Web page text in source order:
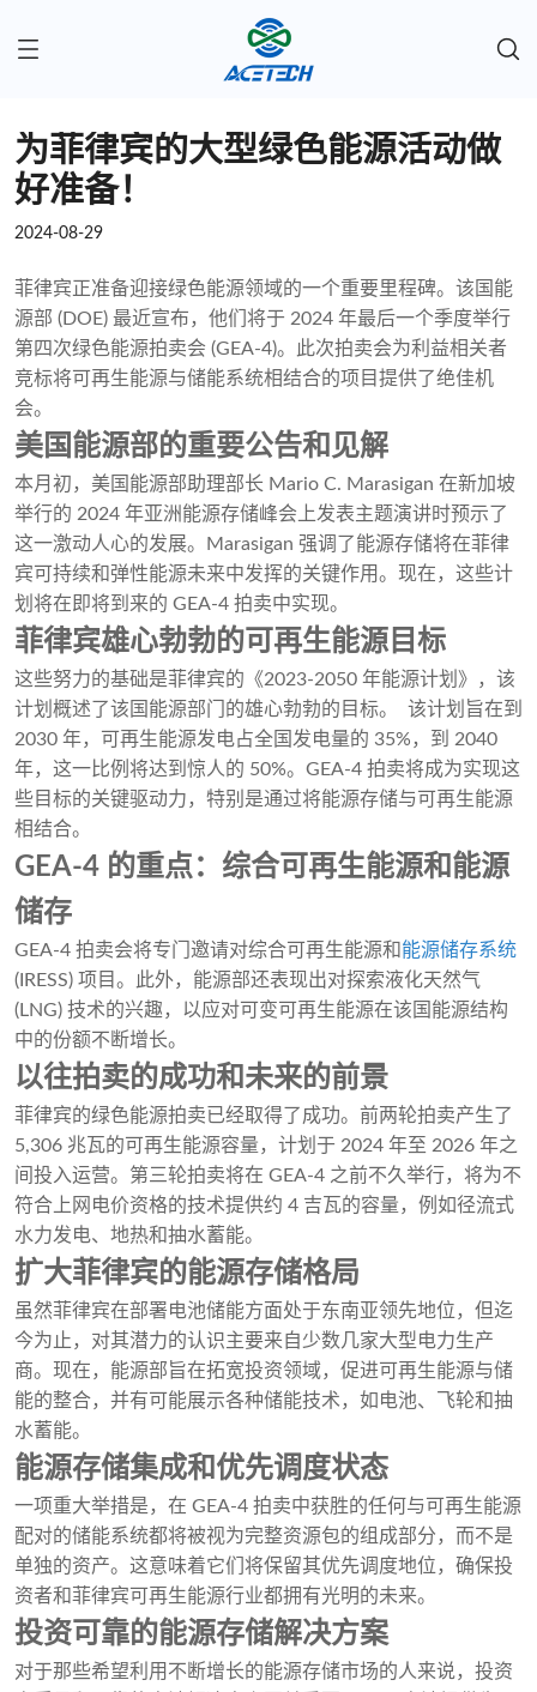
为菲律宾的大型绿色能源活动做
好准备！
2024-08-29
菲律宾正准备迎接绿色能源领域的一个重要里程碑。该国能
源部 (DOE) 最近宣布，他们将于 2024 年最后一个季度举行
第四次绿色能源拍卖会 (GEA-4)。此次拍卖会为利益相关者
竞标将可再生能源与储能系统相结合的项目提供了绝佳机
会。
美国能源部的重要公告和见解
本月初，美国能源部助理部长 Mario C. Marasigan 在新加坡
举行的 2024 年亚洲能源存储峰会上发表主题演讲时预示了
这一激动人心的发展。Marasigan 强调了能源存储将在菲律
宾可持续和弹性能源未来中发挥的关键作用。现在，这些计
划将在即将到来的 GEA-4 拍卖中实现。
菲律宾雄心勃勃的可再生能源目标
这些努力的基础是菲律宾的《2023-2050 年能源计划》，该
计划概述了该国能源部门的雄心勃勃的目标。 该计划旨在到
2030 年，可再生能源发电占全国发电量的 35%，到 2040
年，这一比例将达到惊人的 50%。GEA-4 拍卖将成为实现这
些目标的关键驱动力，特别是通过将能源存储与可再生能源
相结合。
GEA-4 的重点：综合可再生能源和能源
储存
GEA-4 拍卖会将专门邀请对综合可再生能源和 能源储存系统
(IRESS) 项目。此外，能源部还表现出对探索液化天然气
(LNG) 技术的兴趣，以应对可变可再生能源在该国能源结构
中的份额不断增长。
以往拍卖的成功和未来的前景
菲律宾的绿色能源拍卖已经取得了成功。前两轮拍卖产生了
5,306 兆瓦的可再生能源容量，计划于 2024 年至 2026 年之
间投入运营。第三轮拍卖将在 GEA-4 之前不久举行，将为不
符合上网电价资格的技术提供约 4 吉瓦的容量，例如径流式
水力发电、地热和抽水蓄能。
扩大菲律宾的能源存储格局
虽然菲律宾在部署电池储能方面处于东南亚领先地位，但迄
今为止，对其潜力的认识主要来自少数几家大型电力生产
商。现在，能源部旨在拓宽投资领域，促进可再生能源与储
能的整合，并有可能展示各种储能技术，如电池、飞轮和抽
水蓄能。
能源存储集成和优先调度状态
一项重大举措是，在 GEA-4 拍卖中获胜的任何与可再生能源
配对的储能系统都将被视为完整资源包的组成部分，而不是
单独的资产。这意味着它们将保留其优先调度地位，确保投
资者和菲律宾可再生能源行业都拥有光明的未来。
投资可靠的能源存储解决方案
对于那些希望利用不断增长的能源存储市场的人来说，投资